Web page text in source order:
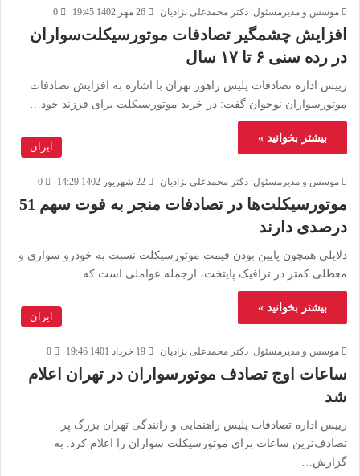
موسس و مدیرمسئول: دکتر محمدعلی نژادیان 26 مهر 1402 19:45 0
افزایش چشمگیر تصادفات موتورسیکلت‌سواران
در رده سنی ۶ تا ۱۷ سال
رییس اداره تصادفات پلیس راهور تهران با اشاره به افزایش تصادفات
موتورسواران نوجوان گفت: در خرید موتورسیکلت برای فرزند خود…
بیشتر بخوانید »
ایران
موسس و مدیرمسئول: دکتر محمدعلی نژادیان 22 شهریور 1402 14:29 0
موتورسیکلت‌ها در تصادفات منجر به فوت سهم 51
درصدی دارند
دلایلی همچون پایین بودن قیمت موتورسیکلت نسبت به خودرو سواری و
معطلی کمتر در ترافیک پایتخت، ازجمله عواملی است که…
بیشتر بخوانید »
ایران
موسس و مدیرمسئول: دکتر محمدعلی نژادیان 19 خرداد 1401 19:46 0
ساعات اوج تصادف موتورسواران در تهران اعلام
شد
رییس اداره تصادفات پلیس راهنمایی و رانندگی تهران بزرگ پر
تصادف‌ترین ساعات برای موتورسیکلت سواران را اعلام کرد. به
گزارش…